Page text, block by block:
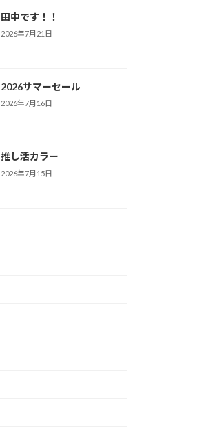
田中です！！
2026年7月21日
2026サマーセール
2026年7月16日
推し活カラー
2026年7月15日